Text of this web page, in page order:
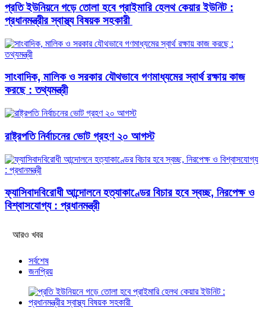
প্রতি ইউনিয়নে গড়ে তোলা হবে প্রাইমারি হেলথ কেয়ার ইউনিট :
প্রধানমন্ত্রীর স্বাস্থ্য বিষয়ক সহকারী
সাংবাদিক, মালিক ও সরকার যৌথভাবে গণমাধ্যমের স্বার্থ রক্ষায় কাজ
করছে : তথ্যমন্ত্রী
রাষ্ট্রপতি নির্বাচনের ভোট গ্রহণ ২০ আগস্ট
ফ্যাসিবাদবিরোধী আন্দোলনে হত্যাকাণ্ডের বিচার হবে স্বচ্ছ, নিরপেক্ষ ও
বিশ্বাসযোগ্য : প্রধানমন্ত্রী
আরও খবর
সর্বশেষ
জনপ্রিয়